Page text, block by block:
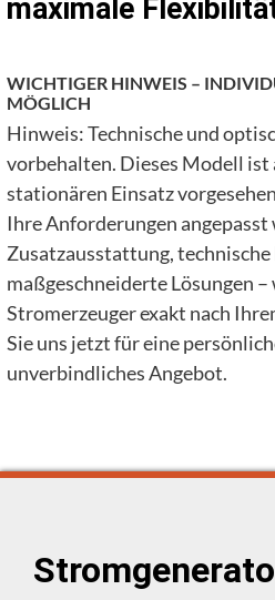
maximale
WICHTIGER HINWEIS –
MÖGLICH
Hinweis: Technische und
vorbehalten. Dieses Modell ist
stationären Einsatz
Ihre Anforderungen angepasst
Zusatzausstattung,
maßgeschneiderte Lösungen
Stromerzeuger exakt nach
Sie uns jetzt für eine
unverbindliches Angebot.